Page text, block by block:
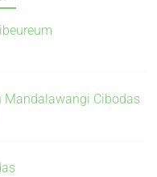
Mandalawangi Cibodas